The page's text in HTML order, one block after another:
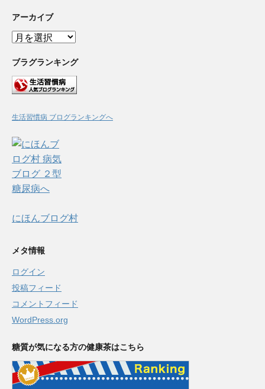
アーカイブ
ア
カ
ブ
ブラグランキング
生活習慣病 ブログランキングへ
にほんブログ村
メタ情報
ログイン
投稿フィード
コメントフィード
WordPress.org
糖質が気になる方の健康茶はこちら